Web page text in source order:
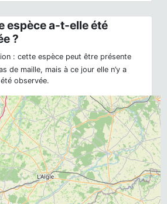
espèce a-t-elle été
?
: cette espèce peut être présente
de maille, mais à ce jour elle n’y a
observée.